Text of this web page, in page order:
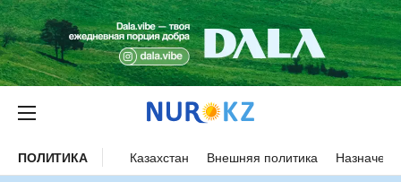
ПОЛИТИКА Казахстан Внешняя политика